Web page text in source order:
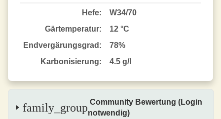
Hefe:
W34/70
Gärtemperatur:
12 °C
End­vergärungsgrad:
78%
Karbonisierung:
4.5 g/l
family_group Community Bewertung (Login
notwendig)